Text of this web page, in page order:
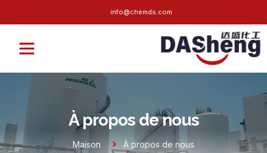
info@chemds.com
À propos de nous
Maison À propos de nous